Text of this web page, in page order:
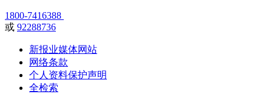
1800-7416388
或 92288736
新报业媒体网站
网络条款
个人资料保护声明
全检索